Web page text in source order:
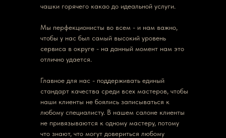
чашки горячего какао до идеальной услуги.
Мы перфекционисты во всем - и нам важно,
чтобы у нас был самый высокий уровень
сервиса в округе - на данный момент нам это
отлично удается.
Главное для нас - поддерживать единый
стандарт качества среди всех мастеров, чтобы
наши клиенты не боялись записываться к
любому специалисту. В нашем салоне клиенты
не привязываются к одному мастеру, потому
что знают, что могут довериться любому